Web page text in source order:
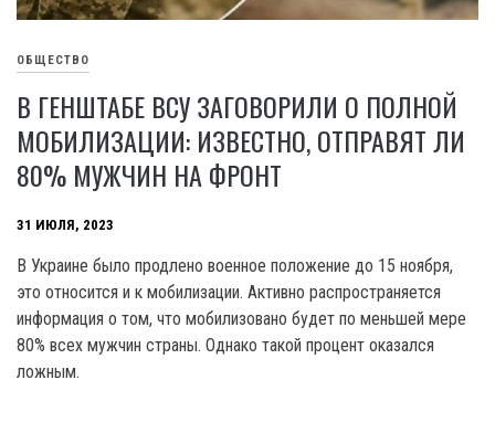
ОБЩЕСТВО
В ГЕНШТАБЕ ВСУ ЗАГОВОРИЛИ О ПОЛНОЙ
МОБИЛИЗАЦИИ: ИЗВЕСТНО, ОТПРАВЯТ ЛИ
80% МУЖЧИН НА ФРОНТ
31 ИЮЛЯ, 2023
B Украине было продлено военное положение до 15 ноября,
это относится и к мобилизации. Активно распространяется
информация о том, что мобилизовано будет по меньшей мере
80% всех мужчин страны. Однако такой процент оказался
ложным.